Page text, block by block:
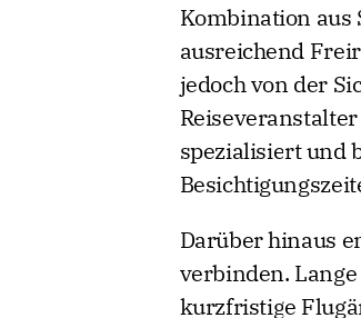
Kombination aus
ausreichend
jedoch von der
spezialisiert und
Darüber hinaus
verbinden.
kurzfristige